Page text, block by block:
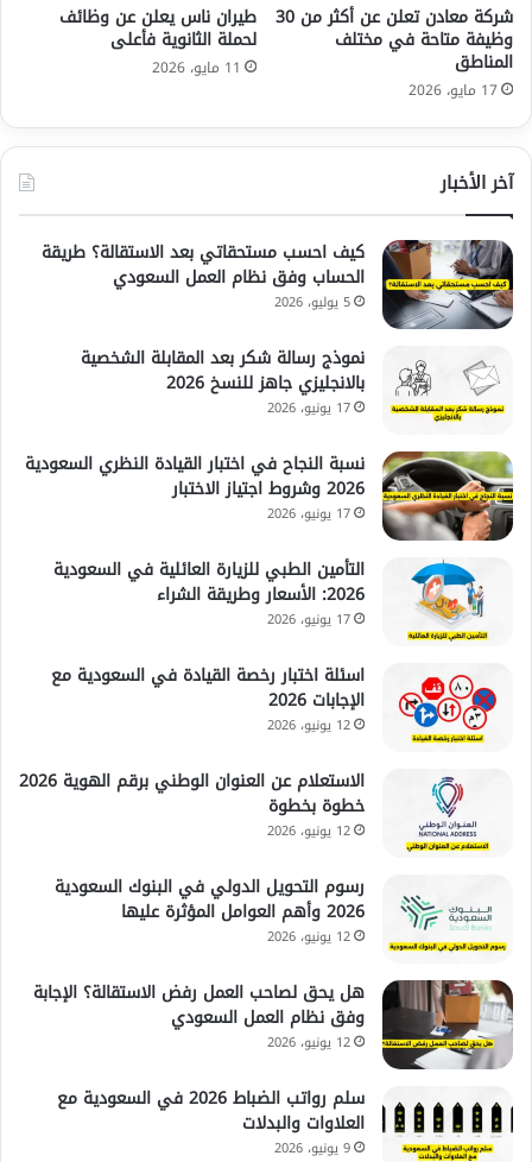
شركة معادن تعلن عن أكثر من 30
وظيفة متاحة في مختلف
المناطق
17 مايو، 2026
طيران ناس يعلن عن وظائف
لحملة الثانوية فأعلى
11 مايو، 2026
آخر الأخبار
كيف احسب مستحقاتي بعد الاستقالة؟ طريقة
الحساب وفق نظام العمل السعودي
5 يوليو، 2026
نموذج رسالة شكر بعد المقابلة الشخصية
بالانجليزي جاهز للنسخ 2026
17 يونيو، 2026
نسبة النجاح في اختبار القيادة النظري السعودية
2026 وشروط اجتياز الاختبار
17 يونيو، 2026
التأمين الطبي للزيارة العائلية في السعودية
2026: الأسعار وطريقة الشراء
17 يونيو، 2026
اسئلة اختبار رخصة القيادة في السعودية مع
الإجابات 2026
12 يونيو، 2026
الاستعلام عن العنوان الوطني برقم الهوية 2026
خطوة بخطوة
12 يونيو، 2026
رسوم التحويل الدولي في البنوك السعودية
2026 وأهم العوامل المؤثرة عليها
12 يونيو، 2026
هل يحق لصاحب العمل رفض الاستقالة؟ الإجابة
وفق نظام العمل السعودي
12 يونيو، 2026
سلم رواتب الضباط 2026 في السعودية مع
العلاوات والبدلات
9 يونيو، 2026